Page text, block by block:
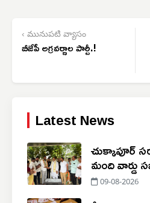
‹ మునుపటి వ్యాసం
బీజేపీ అగ్రవర్ణాల పార్టీ.!
Latest News
చుక్కాపూర్‌
మంది వార్డు
చేరిక
09-08-2026